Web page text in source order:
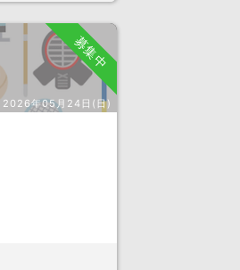
募集中
2026年05月24日(日)